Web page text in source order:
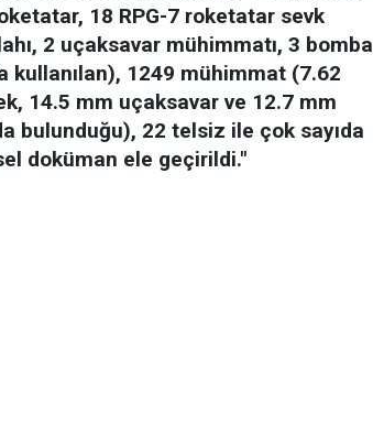
18 RPG-7 roketatar sevk
2 uçaksavar mühimmatı, 3 bomba
kullanılan), 1249 mühimmat (7.62
14.5 mm uçaksavar ve 12.7 mm
bulunduğu), 22 telsiz ile çok sayıda
doküman ele geçirildi."